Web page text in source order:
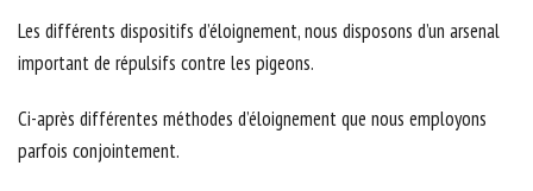
Les différents dispositifs d’éloignement, nous disposons d’un arsenal
important de répulsifs contre les pigeons.
Ci-après différentes méthodes d’éloignement que nous employons
parfois conjointement.